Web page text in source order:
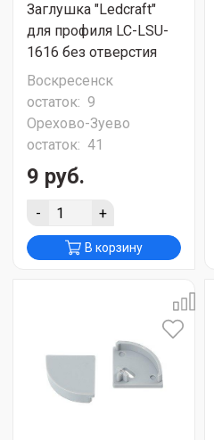
Заглушка "Ledcraft"
для профиля LC-LSU-
1616 без отверстия
Воскресенск
остаток: 9
Орехово-Зуево
остаток: 41
9 руб.
- +
В корзину